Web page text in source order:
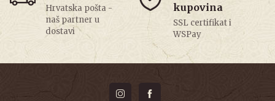
Hrvatska pošta -
naš partner u
dostavi
kupovina
SSL certifikat i
WSPay